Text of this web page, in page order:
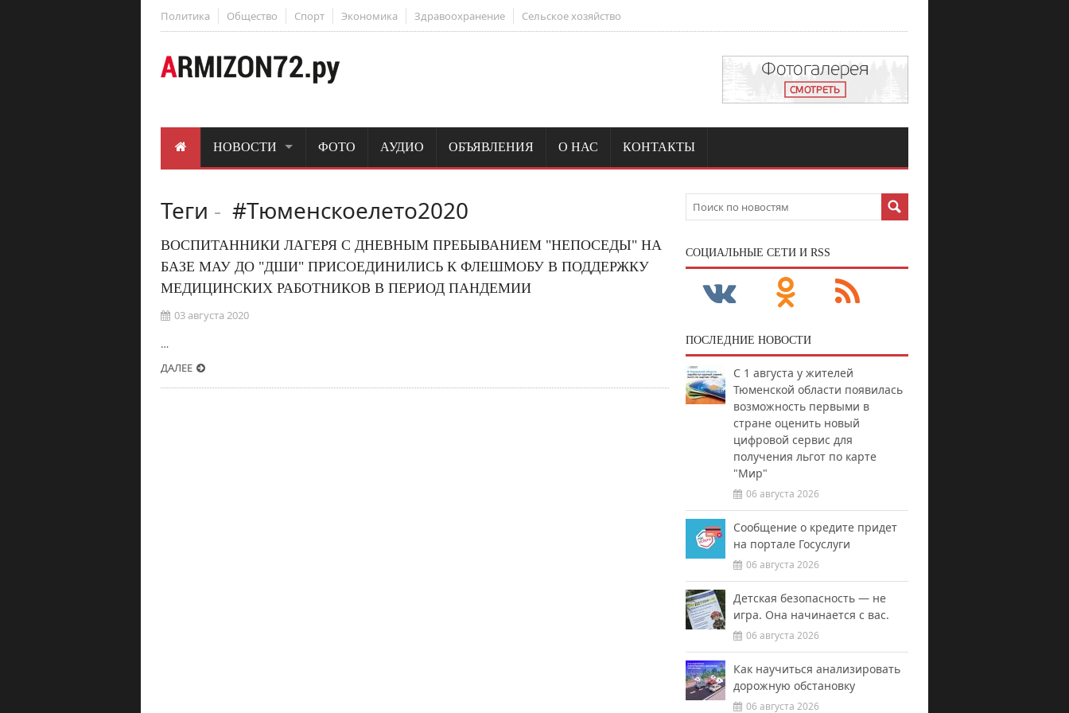
Политика Общество Спорт Экономика Здравоохранение Сельское хозяйство
НОВОСТИ ФОТО АУДИО ОБЪЯВЛЕНИЯ О НАС КОНТАКТЫ
Теги - #Тюменскоелето2020
ВОСПИТАННИКИ ЛАГЕРЯ С ДНЕВНЫМ ПРЕБЫВАНИЕМ "НЕПОСЕДЫ" НА
БАЗЕ МАУ ДО "ДШИ" ПРИСОЕДИНИЛИСЬ К ФЛЕШМОБУ В ПОДДЕРЖКУ
МЕДИЦИНСКИХ РАБОТНИКОВ В ПЕРИОД ПАНДЕМИИ
03 августа 2020
…
ДАЛЕЕ
CОЦИАЛЬНЫЕ СЕТИ И RSS
ПОСЛЕДНИЕ НОВОСТИ
С 1 августа у жителей
Тюменской области появилась
возможность первыми в
стране оценить новый
цифровой сервис для
получения льгот по карте
"Мир"
06 августа 2026
Сообщение о кредите придет
на портале Госуслуги
06 августа 2026
Детская безопасность — не
игра. Она начинается с вас.
06 августа 2026
Как научиться анализировать
дорожную обстановку
06 августа 2026